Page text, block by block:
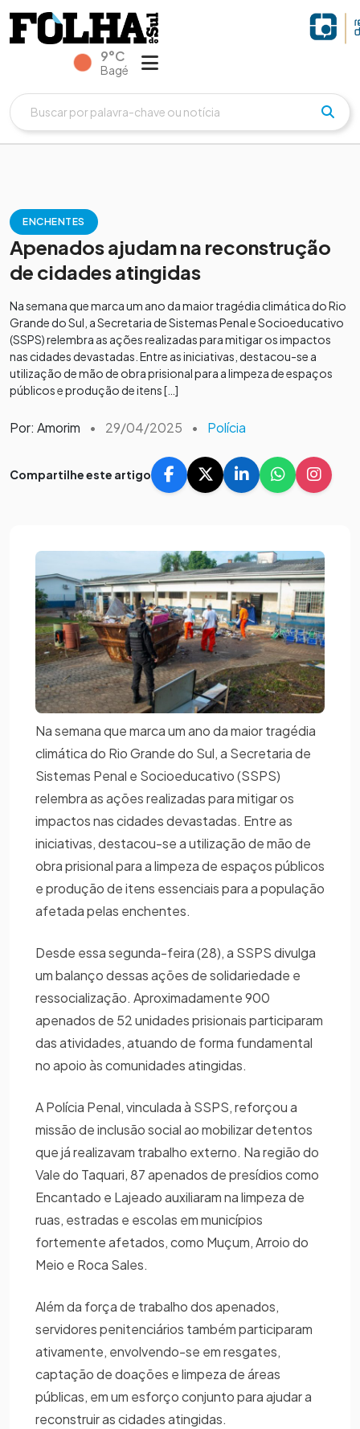
9°C
Bagé
ENCHENTES
Apenados ajudam na reconstrução
de cidades atingidas
Na semana que marca um ano da maior tragédia climática do Rio
Grande do Sul, a Secretaria de Sistemas Penal e Socioeducativo
(SSPS) relembra as ações realizadas para mitigar os impactos
nas cidades devastadas. Entre as iniciativas, destacou-se a
utilização de mão de obra prisional para a limpeza de espaços
públicos e produção de itens […]
Por: Amorim • 29/04/2025 • Polícia
Compartilhe este artigo
Na semana que marca um ano da maior tragédia
climática do Rio Grande do Sul, a Secretaria de
Sistemas Penal e Socioeducativo (SSPS)
relembra as ações realizadas para mitigar os
impactos nas cidades devastadas. Entre as
iniciativas, destacou-se a utilização de mão de
obra prisional para a limpeza de espaços públicos
e produção de itens essenciais para a população
afetada pelas enchentes.
Desde essa segunda-feira (28), a SSPS divulga
um balanço dessas ações de solidariedade e
ressocialização. Aproximadamente 900
apenados de 52 unidades prisionais participaram
das atividades, atuando de forma fundamental
no apoio às comunidades atingidas.
A Polícia Penal, vinculada à SSPS, reforçou a
missão de inclusão social ao mobilizar detentos
que já realizavam trabalho externo. Na região do
Vale do Taquari, 87 apenados de presídios como
Encantado e Lajeado auxiliaram na limpeza de
ruas, estradas e escolas em municípios
fortemente afetados, como Muçum, Arroio do
Meio e Roca Sales.
Além da força de trabalho dos apenados,
servidores penitenciários também participaram
ativamente, envolvendo-se em resgates,
captação de doações e limpeza de áreas
públicas, em um esforço conjunto para ajudar a
reconstruir as cidades atingidas.